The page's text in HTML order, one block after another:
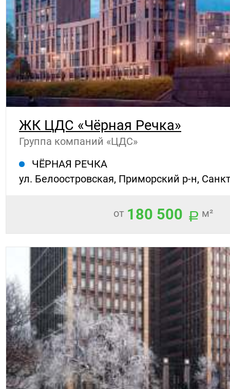
ЖК ЦДС «Чёрная Речка»
Группа компаний «ЦДС»
ЧЁРНАЯ РЕЧКА
ул. Белоостровская, Приморский р-н,
от 180 500 м²